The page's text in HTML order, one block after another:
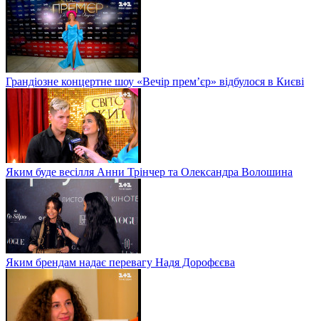
Грандіозне концертне шоу «Вечір прем’єр» відбулося в Києві
Яким буде весілля Анни Трінчер та Олександра Волошина
Яким брендам надає перевагу Надя Дорофєєва